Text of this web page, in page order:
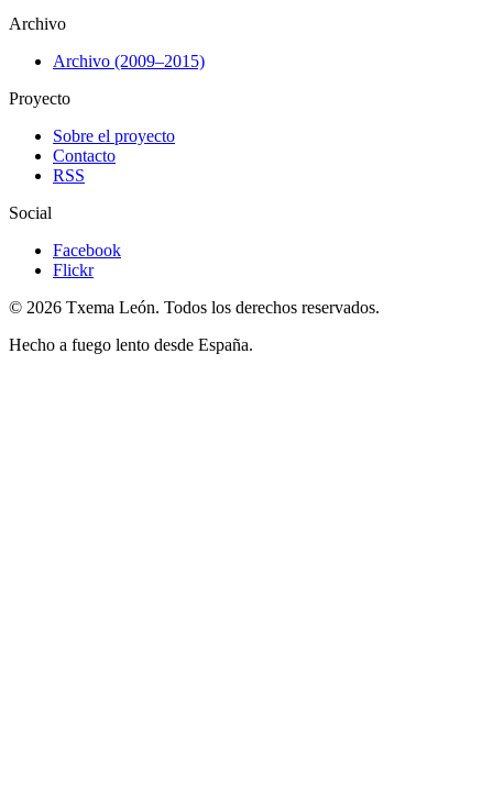
Archivo
Archivo (2009–2015)
Proyecto
Sobre el proyecto
Contacto
RSS
Social
Facebook
Flickr
© 2026 Txema León. Todos los derechos reservados.
Hecho a fuego lento desde España.